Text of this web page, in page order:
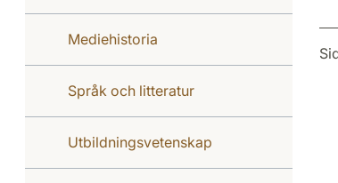
Mediehistoria
Språk och litteratur
Utbildningsvetenskap